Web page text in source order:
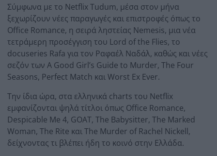
Σύμφωνα με το Netflix Tudum, μέσα στον μήνα
ξεχωρίζουν νέες παραγωγές και επιστροφές όπως το
Office Romance, η σειρά ληστείας Nemesis, μια νέα
τετράμερη προσέγγιση του Lord of the Flies, το
docuseries Rafa για τον Ραφαέλ Ναδάλ, καθώς και νέες
σεζόν των A Good Girl’s Guide to Murder, The Four
Seasons, Perfect Match και Worst Ex Ever.
Την ίδια ώρα, στα ελληνικά charts του Netflix
εμφανίζονται ψηλά τίτλοι όπως Office Romance,
Despicable Me 4, GOAT, The Babysitter, The Marked
Woman, The Rite και The Murder of Rachel Nickell,
δείχνοντας τι βλέπει ήδη το κοινό στην Ελλάδα.